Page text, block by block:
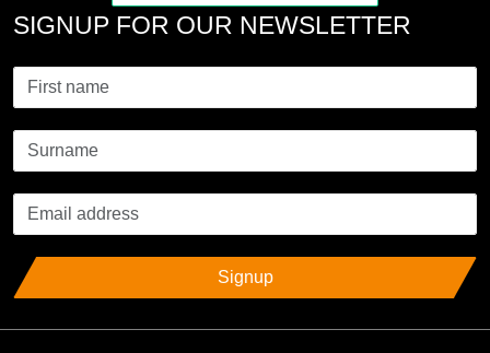
SIGNUP FOR OUR NEWSLETTER
Signup